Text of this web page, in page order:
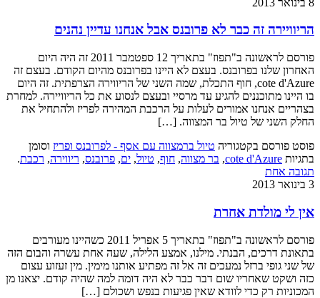
הריוויירה זה כבר לא פרובנס אבל אנחנו עדיין נהנים
פורסם לראשונה ב"תפוז" בתאריך 12 ספטמבר 2011 זה היה היום
האחרון שלנו בפרובנס. בעצם לא היינו בפרובנס מהיום הקודם. בעצם זה
cote d'Azure, חוף התכלת, שמה השני של הריווירה הצרפתית. זה היום
בו היינו מתוכננים להגיע עד מרסיי ובעצם לנסוע את כל הריוויירה. למחרת
בצהריים אנחנו אמורים לעלות על הרכבת המהירה לפריז ולהתחיל את
החלק השני של טיול בר המצווה. […]
פוסט פורסם בקטגוריהטיול ברמצווה עם אסף - לפרובנס ופריזוסומן
בתגיותcote d'Azure
,בר מצווה,חוף,טיול,ים,פרובנס,ריווירה,רכבת.
תגובה אחת
אין לי מולדת אחרת
פורסם לראשונה ב"תפוז" בתאריך 5 אפריל 2011 כשהיינו מעורבים
בתאונת דרכים, הבנתי. מילנו, אמצע הלילה, שעה אחת עשרה והבום הזה
של שני גופי ברזל נמעכים זה אל זה מפתיע אותנו מימין. מין זעזוע עצום
כזה ושקט שאחריו שום דבר כבר לא היה דומה למה שהיה קודם. יצאנו מן
המכוניות רק כדי לוודא שאין פגיעות בנפש ושכולם […]